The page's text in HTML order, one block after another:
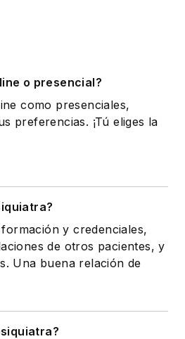
o presencial?
como presenciales,
preferencias. ¡Tú eliges la
y credenciales,
de otros pacientes, y
Una buena relación de